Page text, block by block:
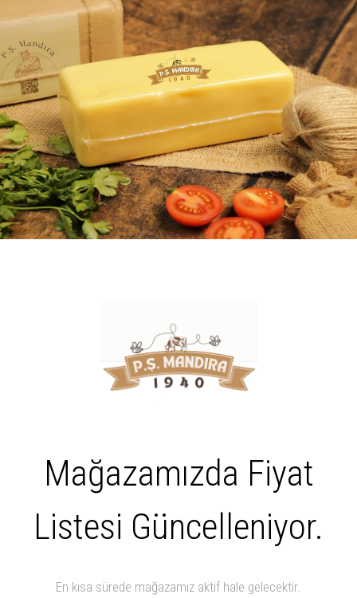
Mağazamızda Fiyat
Listesi Güncelleniyor.
En kısa sürede mağazamız aktif hale gelecektir.